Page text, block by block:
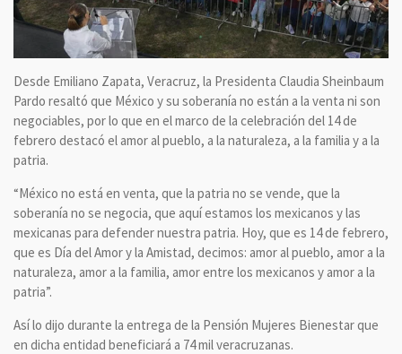
Desde Emiliano Zapata, Veracruz, la Presidenta Claudia Sheinbaum
Pardo resaltó que México y su soberanía no están a la venta ni son
negociables, por lo que en el marco de la celebración del 14 de
febrero destacó el amor al pueblo, a la naturaleza, a la familia y a la
patria.
“México no está en venta, que la patria no se vende, que la
soberanía no se negocia, que aquí estamos los mexicanos y las
mexicanas para defender nuestra patria. Hoy, que es 14 de febrero,
que es Día del Amor y la Amistad, decimos: amor al pueblo, amor a la
naturaleza, amor a la familia, amor entre los mexicanos y amor a la
patria”.
Así lo dijo durante la entrega de la Pensión Mujeres Bienestar que
en dicha entidad beneficiará a 74 mil veracruzanas.